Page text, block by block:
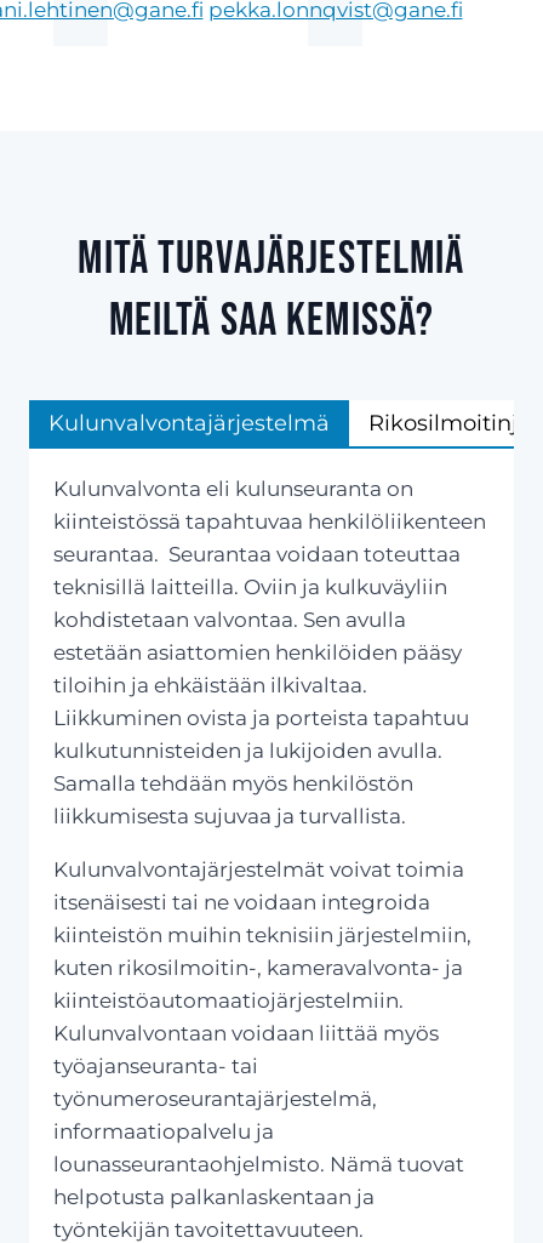
pekka.lonnqvist@gane.fi
Mitä turvajärjestelmiä
meiltä saa Kemissä?
Kulunvalvontajärjestelmä
Kulunvalvonta eli kulunseuranta on
kiinteistössä tapahtuvaa henkilöliikenteen
seurantaa. Seurantaa voidaan toteuttaa
teknisillä laitteilla. Oviin ja kulkuväyliin
kohdistetaan valvontaa. Sen avulla
estetään asiattomien henkilöiden pääsy
tiloihin ja ehkäistään ilkivaltaa.
Liikkuminen ovista ja porteista tapahtuu
kulkutunnisteiden ja lukijoiden avulla.
Samalla tehdään myös henkilöstön
liikkumisesta sujuvaa ja turvallista.
Kulunvalvontajärjestelmät voivat toimia
itsenäisesti tai ne voidaan integroida
kiinteistön muihin teknisiin järjestelmiin,
kuten rikosilmoitin-, kameravalvonta- ja
kiinteistöautomaatiojärjestelmiin.
Kulunvalvontaan voidaan liittää myös
työajanseuranta- tai
työnumeroseurantajärjestelmä,
informaatiopalvelu ja
lounasseurantaohjelmisto. Nämä tuovat
helpotusta palkanlaskentaan ja
työntekijän tavoitettavuuteen.